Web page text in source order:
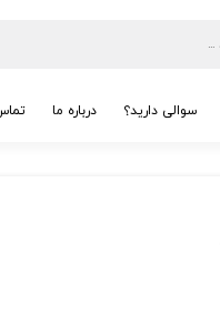
سوالی دارید؟ درباره ما